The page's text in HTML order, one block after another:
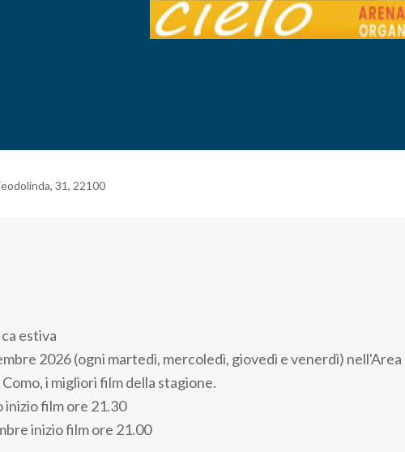
31, 22100
estiva
2026 (ogni martedì, mercoledì, giovedì e venerdì) nell'Area
i migliori film della stagione.
inizio film ore 21.30
inizio film ore 21.00